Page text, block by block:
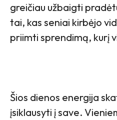
greičiau užbaigti
tai, kas seniai kirbėjo
priimti sprendimą, kurį
Šios dienos energija
įsiklausyti į save.